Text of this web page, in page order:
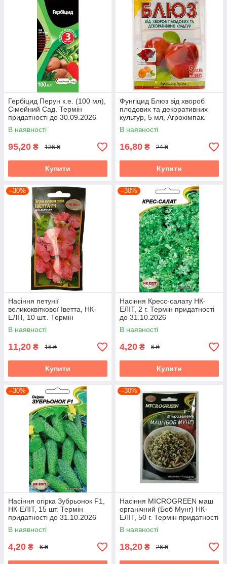
Гербіцид Перун к.е. (100 мл),
Сімейний Сад. Термін
придатності до 30.09.2026
В наявності
95,20 ₴ 136 ₴
Купити
Фунгіцид Блюз від хвороб
плодових та декоративних
культур, 5 мл, Агрохімпак.
Термін придатності до
04.08.2026
В наявності
16,80 ₴ 24 ₴
Купити
–30%
Насіння петунії
великоквіткової Іветта, НК-
ЕЛІТ, 10 шт.. Термін
придатності до 31.10.2026
В наявності
11,20 ₴ 16 ₴
Купити
–30%
Насіння Кресс-салату НК-
ЕЛІТ, 2 г. Термін придатності
до 31.10.2026
В наявності
4,20 ₴ 6 ₴
Купити
–30%
Насіння огірка Зубрьонок F1,
НК-ЕЛІТ, 15 шт. Термін
придатності до 31.10.2026
В наявності
4,20 ₴ 6 ₴
–30%
Насіння MICROGREEN маш
органічний (Боб Мунг) НК-
ЕЛІТ, 50 г. Термін придатності
до 31.10.2026
В наявності
18,20 ₴ 26 ₴